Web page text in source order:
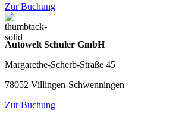
Zur Buchung
Autowelt Schuler GmbH
Margarethe-Scherb-Straße 45
78052 Villingen-Schwenningen
Zur Buchung